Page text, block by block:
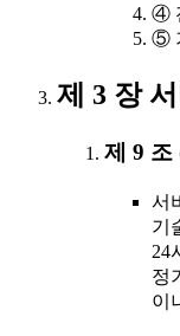
④
⑤
제 3 장
제 9 조
서
기
24
정
이